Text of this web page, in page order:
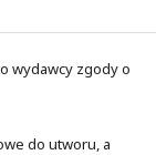
wydawcy zgody o
do utworu, a